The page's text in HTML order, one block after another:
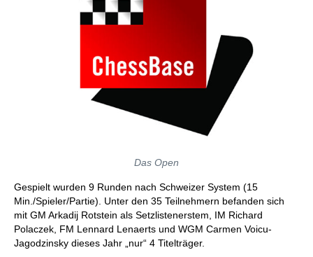
Das Open
Gespielt wurden 9 Runden nach Schweizer System (15
Min./Spieler/Partie). Unter den 35 Teilnehmern befanden sich
mit GM Arkadij Rotstein als Setzlistenerstem, IM Richard
Polaczek, FM Lennard Lenaerts und WGM Carmen Voicu-
Jagodzinsky dieses Jahr „nur“ 4 Titelträger.